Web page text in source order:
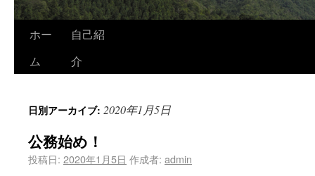
ホー
ム
自己紹
介
日別アーカイブ: 2020年1月5日
公務始め！
投稿日: 2020年1月5日 作成者: admin